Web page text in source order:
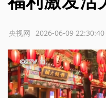
2026-06-09 22:30:40
央视网